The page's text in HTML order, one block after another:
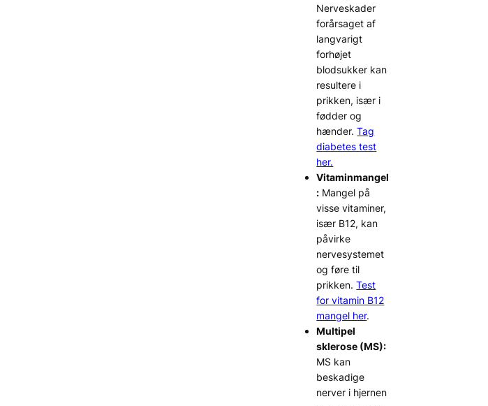
Nerveskader
forårsaget af
langvarigt
forhøjet
blodsukker kan
resultere i
prikken, især i
fødder og
hænder.Tag
diabetes test
her.
Vitaminmangel
: Mangel på
visse vitaminer,
især B12, kan
påvirke
nervesystemet
og føre til
prikken.Test
for vitamin B12
mangel her.
Multipel
sklerose (MS):
MS kan
beskadige
nerver i hjernen